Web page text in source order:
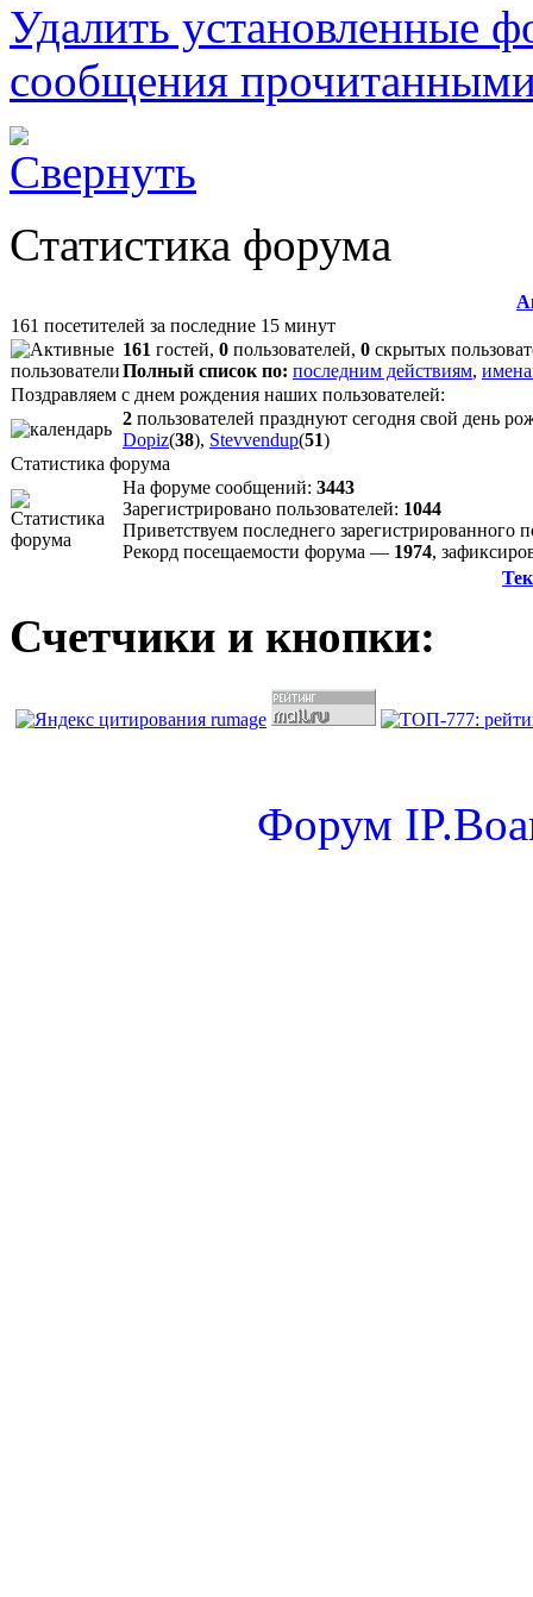
Удалить установленные
сообщения
Статистика форума
161 посетителей за последние 15 минут
161 гостей, 0 пользователей, 0 скрытых
Полный список по: последним действиям,
Поздравляем с днем рождения наших пользователей:
2 пользователей празднуют сегодня свой день
Dopiz(38), Stevvendup(51)
Статистика форума
На форуме сообщений: 3443
Зарегистрировано пользователей: 1044
Приветствуем последнего зарегистрированного
Рекорд посещаемости форума — 1974,
Счетчики и кнопки:
Форум